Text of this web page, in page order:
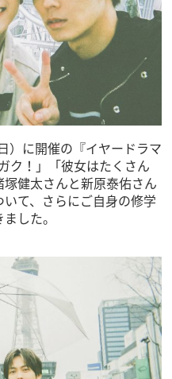
）に開催の『イヤードラマ
ク！」「彼女はたくさん
健太さんと新原泰佑さん
て、さらにご自身の修学
した。